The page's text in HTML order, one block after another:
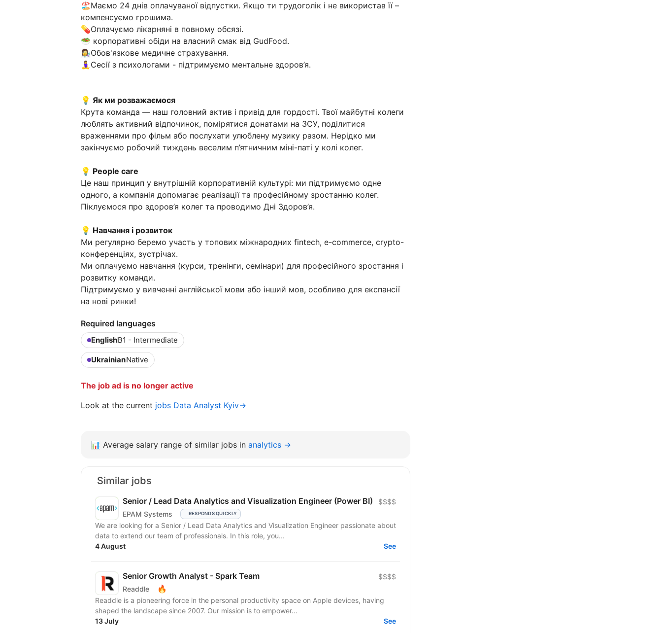
🏖️Маємо 24 днів оплачуваної відпустки. Якщо ти трудоголік і не використав її –
компенсуємо грошима.
💊Оплачуємо лікарняні в повному обсязі.
🥗 корпоративні обіди на власний смак від GudFood.
👩‍🔬Обов'язкове медичне страхування.
🧘‍♀️Сесії з психологами - підтримуємо ментальне здоров’я.
💡 Як ми розважаємося
Крута команда — наш головний актив і привід для гордості. Твої майбутні колеги
люблять активний відпочинок, помірятися донатами на ЗСУ, поділитися
враженнями про фільм або послухати улюблену музику разом. Нерідко ми
закінчуємо робочий тиждень веселим п’ятничним міні-паті у колі колег.
💡 People care
Це наш принцип у внутрішній корпоративній культурі: ми підтримуємо одне
одного, а компанія допомагає реалізації та професійному зростанню колег.
Піклуємося про здоров’я колег та проводимо Дні Здоров’я.
💡 Навчання і розвиток
Ми регулярно беремо участь у топових міжнародних fintech, e-commerce, crypto-
конференціях, зустрічах.
Ми оплачуємо навчання (курси, тренінги, семінари) для професійного зростання і
розвитку команди.
Підтримуємо у вивченні англійської мови або інший мов, особливо для експансії
на нові ринки!
Required languages
EnglishB1 - Intermediate
UkrainianNative
The job ad is no longer active
Look at the current jobs Data Analyst Kyiv→
📊 Average salary range of similar jobs in analytics →
Similar jobs
Senior / Lead Data Analytics and Visualization Engineer (Power BI)
EPAM Systems RESPONDS QUICKLY
$$$$
We are looking for a Senior / Lead Data Analytics and Visualization Engineer passionate about
data to extend our team of professionals. In this role, you...
4 August
See
Senior Growth Analyst - Spark Team
Readdle 🔥
$$$$
Readdle is a pioneering force in the personal productivity space on Apple devices, having
shaped the landscape since 2007. Our mission is to empower...
13 July
See